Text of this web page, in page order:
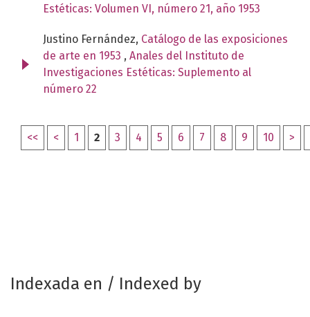
Estéticas: Volumen VI, número 21, año 1953
Justino Fernández, Catálogo de las exposiciones
de arte en 1953 , Anales del Instituto de
Investigaciones Estéticas: Suplemento al
número 22
<< < 1 2 3 4 5 6 7 8 9 10 >
Indexada en / Indexed by